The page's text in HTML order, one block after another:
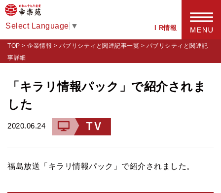
Select Language ▼ I R情報
TOP > 企業情報 > パブリシティと関連記事一覧 > パブリシティと関連記
事詳細
「キラリ情報パック」で紹介されま
した
2020.06.24
福島放送「キラリ情報パック」で紹介されました。